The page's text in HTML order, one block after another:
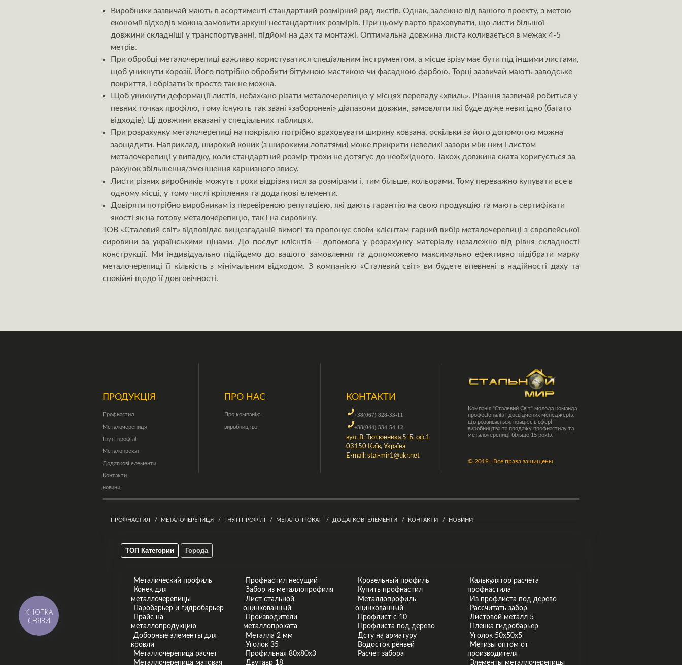
Виробники зазвичай мають в асортименті стандартний розмірний ряд листів. Однак, залежно від вашого проекту, з метою
економії відходів можна замовити аркуші нестандартних розмірів. При цьому варто враховувати, що листи більшої
довжини складніші у транспортуванні, підйомі на дах та монтажі. Оптимальна довжина листа коливається в межах 4-5
метрів.
При обробці металочерепиці важливо користуватися спеціальним інструментом, а місце зрізу має бути під іншими листами,
щоб уникнути корозії. Його потрібно обробити бітумною мастикою чи фасадною фарбою. Торці зазвичай мають заводське
покриття, і обрізати їх просто так не можна.
Щоб уникнути деформації листів, небажано різати металочерепицю у місцях перепаду «хвиль». Різання зазвичай робиться у
певних точках профілю, тому існують так звані «заборонені» діапазони довжин, замовляти які буде дуже невигідно (багато
відходів). Ці довжини вказані у спеціальних таблицях.
При розрахунку металочерепиці на покрівлю потрібно враховувати ширину ковзана, оскільки за його допомогою можна
заощадити. Наприклад, широкий коник (з широкими лопатями) може прикрити невеликі зазори між ним і листом
металочерепиці у випадку, коли стандартний розмір трохи не дотягує до необхідного. Також довжина ската коригується за
рахунок збільшення/зменшення карнизного звису.
Листи різних виробників можуть трохи відрізнятися за розмірами і, тим більше, кольорами. Тому переважно купувати все в
одному місці, у тому числі кріплення та додаткові елементи.
Довіряти потрібно виробникам із перевіреною репутацією, які дають гарантію на свою продукцію та мають сертифікати
якості як на готову металочерепицю, так і на сировину.
ТОВ «Сталевий світ» відповідає вищезгаданій вимогі та пропонує своїм клієнтам гарний вибір металочерепиці з європейської
сировини за українськими цінами. До послуг клієнтів – допомога у розрахунку матеріалу незалежно від рівня складності
конструкції. Ми індивідуально підійдемо до вашого замовлення та допоможемо максимально ефективно підібрати марку
металочерепиці її кількість з мінімальним відходом. З компанією «Сталевий світ» ви будете впевнені в надійності даху та
спокійні щодо її довговічності.
ПРОДУКЦІЯ
Профнастил
Металочерепиця
Гнуті профілі
Металопрокат
Додаткові елементи
Контакти
новини
ПРО НАС
Про компанію
виробництво
КОНТАКТИ
+38(067) 828-33-11
+38(044) 334-54-12
вул. В. Тютюнника 5-Б, оф.1
03150 Київ, Україна
E-mail: stal-mir1@ukr.net
Компанія "Сталевий Світ" молода команда
професіоналів і досвідчених менеджерів,
що розвивається, працює в сфері
виробництва та продажу профнастилу та
металочерепиці більше 15 років.
© 2019 | Все права защищены.
ПРОФНАСТИЛ МЕТАЛОЧЕРЕПИЦЯ ГНУТІ ПРОФІЛІ МЕТАЛОПРОКАТ ДОДАТКОВІ ЕЛЕМЕНТИ КОНТАКТИ НОВИНИ
ТОП Категории Города
Металический профиль
Конек для
металлочерепицы
Паробарьер и гидробарьер
Прайс на
металлопродукцию
Доборные элементы для
кровли
Металлочерепица расчет
Металлочерепица матовая
Профнастил несущий
Забор из металлопрофиля
Лист стальной
оцинкованный
Производители
металлопроката
Металла 2 мм
Уголок 35
Профильная 80х80х3
Двутавр 18
Кровельный профиль
Купить профнастил
Металлопрофиль
оцинкованный
Профлист с 10
Профлиста под дерево
Дсту на арматуру
Водосток ренвей
Расчет забора
Калькулятор расчета
профнастила
Из профлиста под дерево
Рассчитать забор
Листовой металл 5
Пленка гидробарьер
Уголок 50х50х5
Метизы оптом от
производителя
Элементы металлочерепицы
КНОПКА
СВЯЗИ